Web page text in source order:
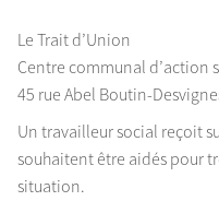
Le Trait d’Union
Centre communal d’action
45 rue Abel Boutin-
Un travailleur social reçoit
souhaitent être aidés pour
situation.